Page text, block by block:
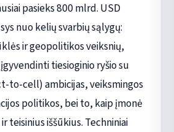
pasieks 800 mlrd. USD
nuo kelių svarbių sąlygų:
ir geopolitikos veiksnių,
tiesioginio ryšio su
to-cell) ambicijas, veiksmingos
politikos, bei to, kaip įmonė
teisinius iššūkius. Techniniai